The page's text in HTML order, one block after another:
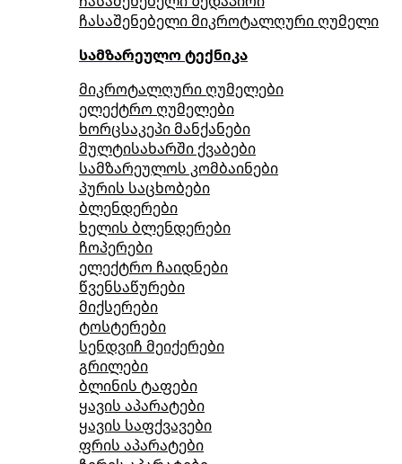
ჩასაშენებელი მიკროტალღური ღუმელი
სამზარეულო ტექნიკა
მიკროტალღური ღუმელები
ელექტრო ღუმელები
ხორცსაკეპი მანქანები
მულტისახარში ქვაბები
სამზარეულოს კომბაინები
პურის საცხობები
ბლენდერები
ხელის ბლენდერები
ჩოპერები
ელექტრო ჩაიდნები
წვენსაწურები
მიქსერები
ტოსტერები
სენდვიჩ მეიქერები
გრილები
ბლინის ტაფები
ყავის აპარატები
ყავის საფქვავები
ფრის აპარატები